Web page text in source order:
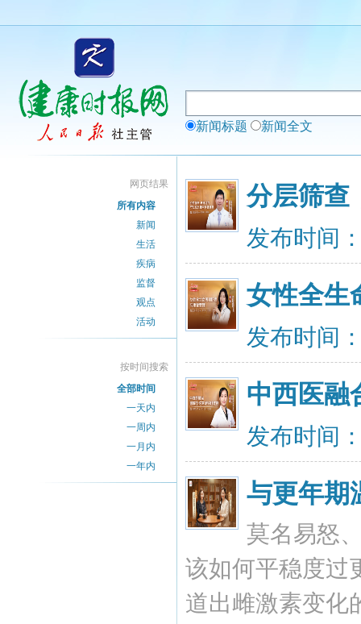
新闻标题 新闻全文
网页结果
所有内容
新闻
生活
疾病
监督
观点
活动
按时间搜索
全部时间
一天内
一周内
一月内
一年内
分层筛查
发布时间
女性全生
发布时间
中西医融
发布时间
与更年期
莫名易怒
该如何平稳度过
道出雌激素变化